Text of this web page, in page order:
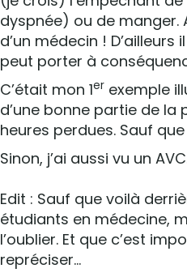
dyspnée) ou de manger.
d’un médecin !
peut porter à
C’était mon 1erexemple
d’une bonne partie de
heures perdues. Sauf
Sinon, j’ai aussi vu un
Edit : Sauf que voilà
étudiants en médecine,
l’oublier. Et que c’est
repréciser…